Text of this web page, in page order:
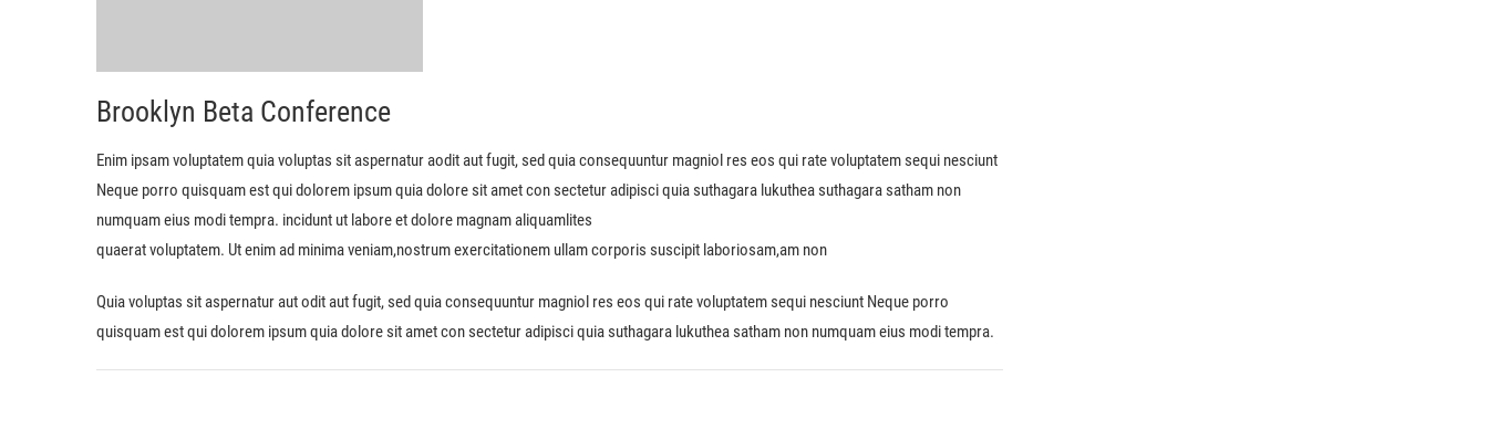
Brooklyn Beta Conference
Enim ipsam voluptatem quia voluptas sit aspernatur aodit aut fugit, sed quia consequuntur magniol res eos qui rate voluptatem sequi nesciunt
Neque porro quisquam est qui dolorem ipsum quia dolore sit amet con sectetur adipisci quia suthagara lukuthea suthagara satham non
numquam eius modi tempra. incidunt ut labore et dolore magnam aliquamlites
quaerat voluptatem. Ut enim ad minima veniam,nostrum exercitationem ullam corporis suscipit laboriosam,am non
Quia voluptas sit aspernatur aut odit aut fugit, sed quia consequuntur magniol res eos qui rate voluptatem sequi nesciunt Neque porro
quisquam est qui dolorem ipsum quia dolore sit amet con sectetur adipisci quia suthagara lukuthea satham non numquam eius modi tempra.